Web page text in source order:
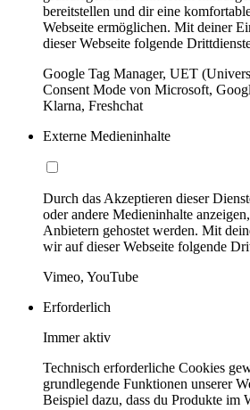
bereitstellen und dir eine
Webseite ermöglichen. Mit deiner
dieser Webseite folgende
Google Tag Manager, UET
Consent Mode von Microsoft,
Klarna, Freshchat
Externe Medieninhalte
Durch das Akzeptieren dieser
oder andere Medieninhalte
Anbietern gehostet werden. Mit
wir auf dieser Webseite folgende
Vimeo, YouTube
Erforderlich
Immer aktiv
Technisch erforderliche Cookies
grundlegende Funktionen unserer
Beispiel dazu, dass du Produkte im